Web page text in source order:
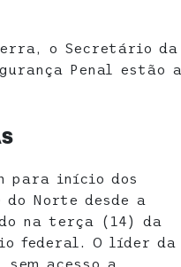
o Secretário da
Penal estão a
para início dos
do Norte desde a
na terça (14) da
federal. O líder da
acesso a